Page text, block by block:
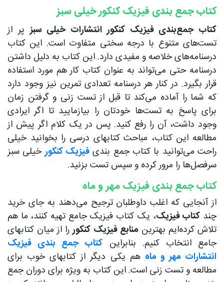
کتاب جمع بندی فیزیک کنکور خیلی سبز
کتاب جمع‌بندی فیزیک کنکور انتشارات خیلی سبزپر از
تست‌های متنوع با درجه سختی متفاوت است. این کتاب
درسنامه‌های خلاصه و مفیدی دارد. این کتاب به دلیل داشتن
درسنامه حتی می‌تواند به عنوان کتاب کار هم مورد استفاده
قرار بگیرد. در کنار هر درسنامه تعدادی تمرین نیز وجود دارد
که شما را آماده می‌کند تا قبل از تست زنی و گرفتن زمان
برای پاسخ به تست‌ها خودتان را بیازمایید تا اگر ایرادی
وجود داشت، آن را رفع کنید. پس در یک کلام اگر پیش از
مطالعه این کتاب، مباحث کتابهای درسی را بخوانید خیلی
راحت می‌توانید با کتاب جمع بندی فیزیک کنکورخیلی سبز
سرفصل‌ها را مرور کرده و سپس تست بزنید.
کتاب جمع بندی فیزیک مهر و ماه
از آنجایی که اغلب داوطلبان ترجیح می‌دهند به جای خرید
چند کتاب فیزیک، یک کتاب فیزیک جامع تهیه کنند، ما هم
تلاش کرده‌ایم بهترین منابع فیزیک کنکوررا از میان کتابهای
جامع انتخاب کنیم. بنابراین کتاب جمع بندی فیزیک
انتشارات مهر و ماه هم یکی دیگر از کتابهای خوب برای
مطالعه و تست زنی است. این کتاب به ویژه برای دوران جمع